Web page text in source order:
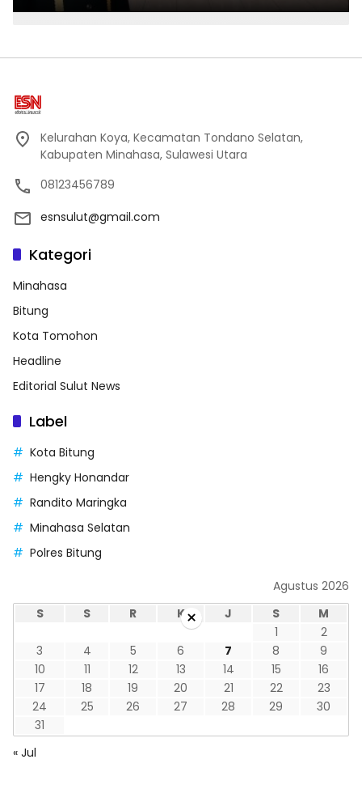
Kelurahan Koya, Kecamatan Tondano Selatan,
Kabupaten Minahasa, Sulawesi Utara
08123456789
esnsulut@gmail.com
Kategori
Minahasa
Bitung
Kota Tomohon
Headline
Editorial Sulut News
Label
Kota Bitung
Hengky Honandar
Randito Maringka
Minahasa Selatan
Polres Bitung
Agustus 2026
S
S R K J S
M
1
2
3
4 5 6 7 8
9
10
11 12 13 14 15
16
17
18 19 20 21 22
23
24
25 26 27 28 29
30
31
« Jul
×